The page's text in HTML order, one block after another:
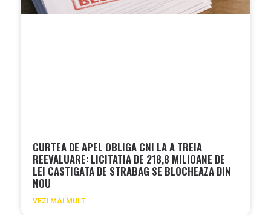
CURTEA DE APEL OBLIGA CNI LA A TREIA
REEVALUARE: LICITATIA DE 218,8 MILIOANE DE
LEI CASTIGATA DE STRABAG SE BLOCHEAZA DIN
NOU
VEZI MAI MULT